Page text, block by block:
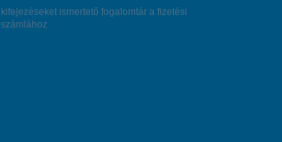
kifejezéseket ismertető fogalomtár a fizetési
számlához